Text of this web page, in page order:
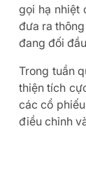
gọi hạ nhiệt
đưa ra
đang đối
Trong tuần
thiện tích
các cổ
điều chỉnh